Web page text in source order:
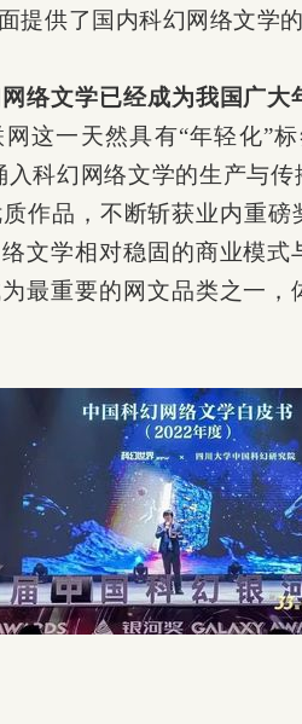
提供了国内科幻网络文学
络文学已经成为我国广大
网这一天然具有“年轻化”
入科幻网络文学的生产与
作品，不断斩获业内重磅
文学相对稳固的商业模
最重要的网文品类之一